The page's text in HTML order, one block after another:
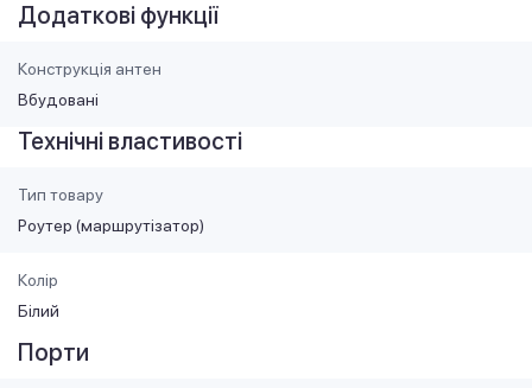
Додаткові функції
Конструкція антен
Вбудовані
Технічні властивості
Тип товару
Роутер (маршрутiзатор)
Колір
Білий
Порти